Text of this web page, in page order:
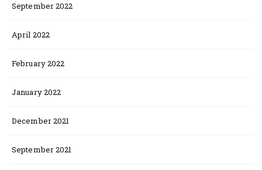
September 2022
April 2022
February 2022
January 2022
December 2021
September 2021